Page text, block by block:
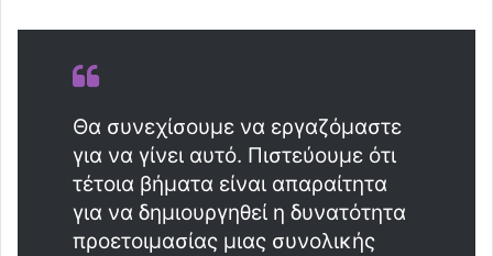
Θα συνεχίσουμε να εργαζόμαστε
για να γίνει αυτό. Πιστεύουμε ότι
τέτοια βήματα είναι απαραίτητα
για να δημιουργηθεί η δυνατότητα
προετοιμασίας μιας συνολικής